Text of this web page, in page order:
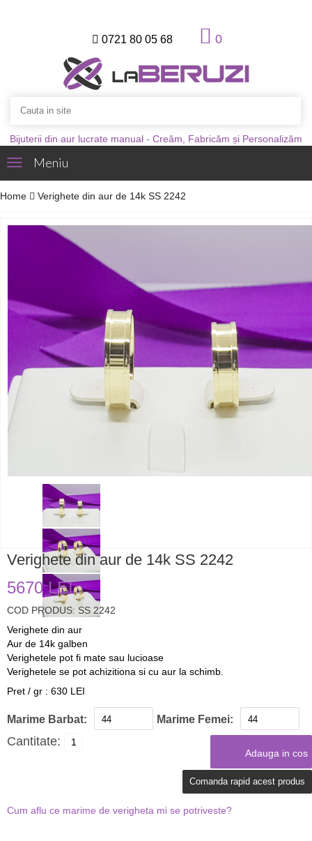
0721 80 05 68 0
Bijuterii din aur lucrate manual - Creăm, Fabricăm și Personalizăm
ToggleMeniu
Home Verighete din aur de 14k SS 2242
Verighete din aur de 14k SS 2242
5670 LEI
COD PRODUS: SS 2242
Verighete din aur
Aur de 14k galben
Verighetele pot fi mate sau lucioase
Verighetele se pot achizitiona si cu aur la schimb.
Pret / gr : 630 LEI
Marime Barbat: Marime Femei:
Cantitate:
Comanda rapid acest produs
Cum aflu ce marime de verigheta mi se potriveste?